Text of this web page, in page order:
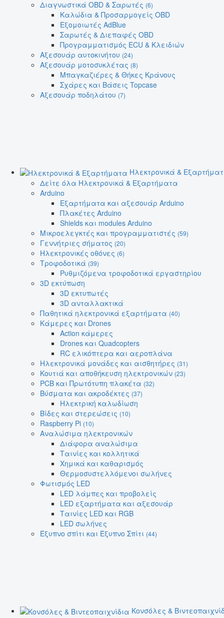
Διαγνωστικά OBD & Σαρωτές (6)
Καλώδια & Προσαρμογείς OBD
Εξομοιωτές AdBlue
Σαρωτές & Διεπαφές OBD
Προγραμματισμός ECU & Κλειδιών
Αξεσουάρ αυτοκινήτου (24)
Αξεσουάρ μοτοσυκλέτας (8)
Μπαγκαζιέρες & Θήκες Κράνους
Σχάρες και Βάσεις Topcase
Αξεσουάρ ποδηλάτου (7)
Ηλεκτρονικά &
Δείτε όλα Ηλεκτρονικά & Εξαρτήματα
Arduino
Εξαρτήματα και αξεσουάρ Arduino
Πλακέτες Arduino
Shields και modules Arduino
Μικροελεγκτές και προγραμματιστές (59)
Γεννήτριες σήματος (20)
Ηλεκτρονικές οθόνες (6)
Τροφοδοτικά (39)
Ρυθμιζόμενα τροφοδοτικά εργαστηρίου
3D εκτύπωση
3D εκτυπωτές
3D ανταλλακτικά
Παθητικά ηλεκτρονικά εξαρτήματα (40)
Κάμερες και Drones
Action κάμερες
Drones και Quadcopters
RC ελικόπτερα και αεροπλάνα
Ηλεκτρονικά μονάδες και αισθητήρες (31)
Κουτιά και αποθήκευση ηλεκτρονικών (23)
PCB και Πρωτότυπη πλακέτα (32)
Βύσματα και ακροδέκτες (37)
Ηλεκτρική καλωδίωση
Βίδες και στερεώσεις (10)
Raspberry Pi (10)
Αναλώσιμα ηλεκτρονικών
Διάφορα αναλώσιμα
Ταινίες και κολλητικά
Χημικά και καθαρισμός
Θερμοσυστελλόμενοι σωλήνες
Φωτισμός LED
LED λάμπες και προβολείς
LED εξαρτήματα και αξεσουάρ
Ταινίες LED και RGB
LED σωλήνες
Έξυπνο σπίτι και Έξυπνο Σπίτι (44)
Κονσόλες &